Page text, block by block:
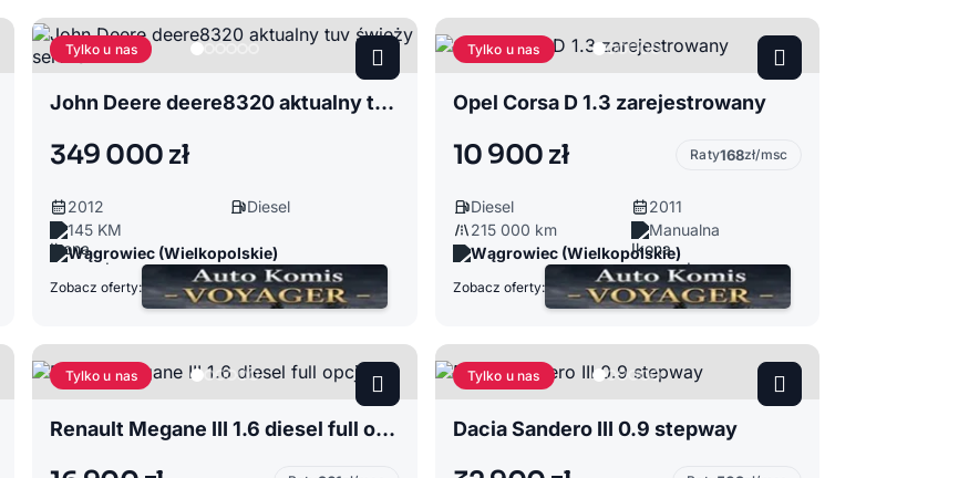
Tylko u nas
John Deere deere8320 aktualny tuv świeży serwis
349 000 zł
2012
Diesel
145 KM
Wągrowiec (Wielkopolskie)
Zobacz oferty:
Tylko u nas
Opel Corsa D 1.3 zarejestrowany
10 900 zł Raty168zł/msc
Diesel
2011
215 000 km
Manualna
Wągrowiec (Wielkopolskie)
Zobacz oferty:
Tylko u nas
Renault Megane III 1.6 diesel full opcja
Tylko u nas
Dacia Sandero III 0.9 stepway